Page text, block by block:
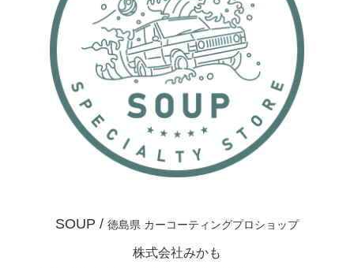
SOUP / 徳島県 カーコーティングプロショップ
株式会社みかも